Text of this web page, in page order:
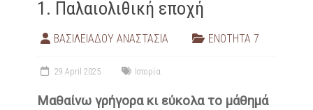
1. Παλαιολιθική εποχή
ΒΑΣΙΛΕΙΑΔΟΥ ΑΝΑΣΤΑΣΙΑ ΕΝΟΤΗΤΑ 7
29 April 2025 Ιστορία
Μαθαίνω γρήγορα κι εύκολα το μάθημά